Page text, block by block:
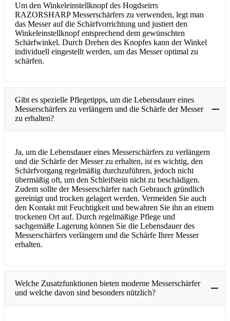
Um den Winkeleinstellknopf des Hogdseirrs
RAZORSHARP Messerschärfers zu verwenden, legt man
das Messer auf die Schärfvorrichtung und justiert den
Winkeleinstellknopf entsprechend dem gewünschten
Schärfwinkel. Durch Drehen des Knopfes kann der Winkel
individuell eingestellt werden, um das Messer optimal zu
schärfen.
Gibt es spezielle Pflegetipps, um die Lebensdauer eines
Messerschärfers zu verlängern und die Schärfe der Messer
zu erhalten?
Ja, um die Lebensdauer eines Messerschärfers zu verlängern
und die Schärfe der Messer zu erhalten, ist es wichtig, den
Schärfvorgang regelmäßig durchzuführen, jedoch nicht
übermäßig oft, um den Schleifstein nicht zu beschädigen.
Zudem sollte der Messerschärfer nach Gebrauch gründlich
gereinigt und trocken gelagert werden. Vermeiden Sie auch
den Kontakt mit Feuchtigkeit und bewahren Sie ihn an einem
trockenen Ort auf. Durch regelmäßige Pflege und
sachgemäße Lagerung können Sie die Lebensdauer des
Messerschärfers verlängern und die Schärfe Ihrer Messer
erhalten.
Welche Zusatzfunktionen bieten moderne Messerschärfer
und welche davon sind besonders nützlich?